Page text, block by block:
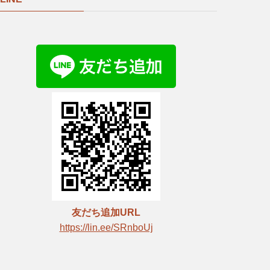
友だち追加URL
https://lin.ee/SRnboUj